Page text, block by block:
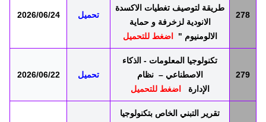
278
طريقة لتوصيف تغطيات الاكسدة
الانودية لزخرفة و حماية
الالومنيوم "
اضغط للتحميل
تحميل 2026/06/24
279
تكنولوجيا المعلومات - اﻟﺫكاء
الاصطناعي – نظام
الإدارة
اضغط للتحميل
تحميل 2026/06/22
تقرير التبني الخاص بتكنولوجيا